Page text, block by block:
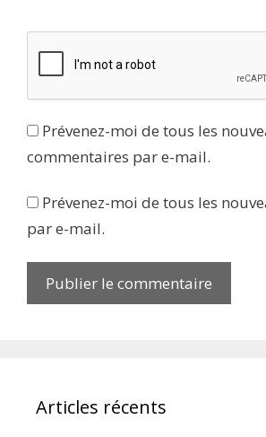
Prévenez-moi de tous les
commentaires par e-mail.
Prévenez-moi de tous les
par e-mail.
Articles récents